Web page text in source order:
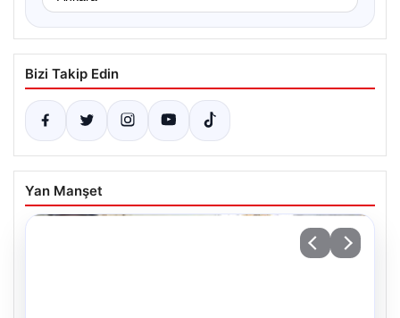
Bizi Takip Edin
Yan Manşet